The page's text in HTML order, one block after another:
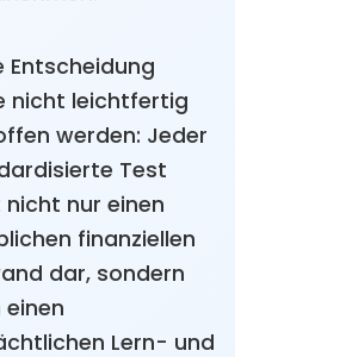
Entscheidung
nicht leichtfertig
werden: Jeder
Test
nur einen
finanziellen
dar, sondern
einen
Lern- und